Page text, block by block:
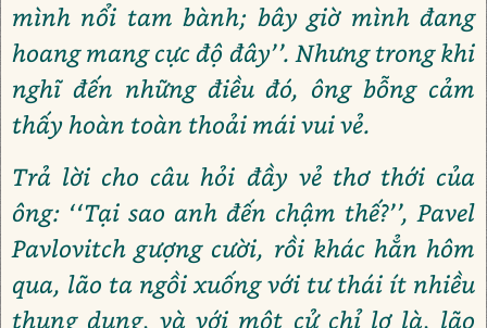
mình nổi tam bành; bây giờ mình đang
hoang mang cực độ đây’’. Nhưng trong khi
nghĩ đến những điều đó, ông bỗng cảm
thấy hoàn toàn thoải mái vui vẻ.
Trả lời cho câu hỏi đầy vẻ thơ thới của
ông: ‘‘Tại sao anh đến chậm thế?’’, Pavel
Pavlovitch gượng cười, rồi khác hẳn hôm
qua, lão ta ngồi xuống với tư thái ít nhiều
thung dung, và với một cử chỉ lơ là, lão